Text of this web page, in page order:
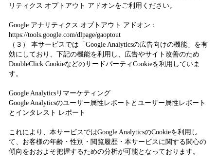
リティクス オプトアウト アドオンをご利用ください。
Google アナリティクス オプトアウト アドオン：
https://tools.google.com/dlpage/gaoptout
（３） 本サービスでは「Google Analyticsの広告向けの機能」を有
効にしており、下記の機能を利用し、広告やサイト改善のため
DoubleClick CookieなどのサードパーティCookieを利用していま
す。
Google Analyticsリマーケティング
Google Analyticsのユーザー属性レポートとユーザー属性レポート
とインタレスト レポート
これにより、本サービスではGoogle AnalyticsのCookieを利用し
て、お客様の年齢・性別・閲覧履歴・本サービスに関する関心の
傾向をおおよそ把握するための分析が可能となっております。